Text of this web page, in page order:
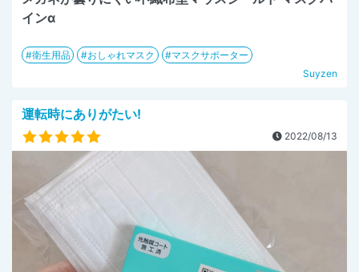
インα
衛生用品 おしゃれマスク
マスクサポーター
Suyzen
運転時にありがたい!
2022/08/13